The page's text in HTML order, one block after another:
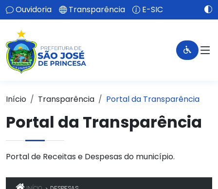
Ouvidoria Transparência E-SIC
Início Transparência Portal da Transparência
Portal da Transparência
Portal de Receitas e Despesas do município.